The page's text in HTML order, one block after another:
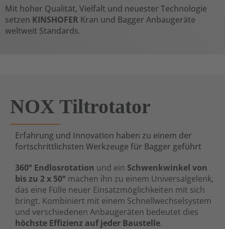
Mit hoher Qualität, Vielfalt und neuester Technologie
setzen KINSHOFER Kran und Bagger Anbaugeräte
weltweit Standards.
NOX Tiltrotator
Erfahrung und Innovation haben zu einem der
fortschrittlichsten Werkzeuge für Bagger geführt
360° Endlosrotation und ein Schwenkwinkel von
bis zu 2 x 50° machen ihn zu einem Universalgelenk,
das eine Fülle neuer Einsatzmöglichkeiten mit sich
bringt. Kombiniert mit einem Schnellwechselsystem
und verschiedenen Anbaugeräten bedeutet dies
höchste Effizienz auf jeder Baustelle.